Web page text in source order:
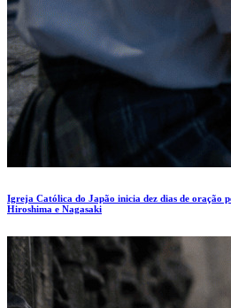
Igreja Católica do Japão inicia dez dias de oração
Hiroshima e Nagasaki